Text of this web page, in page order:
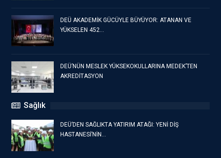
DEÜ AKADEMİK GÜCÜYLE BÜYÜYOR: ATANAN VE
YÜKSELEN 452…
DEÜ’NÜN MESLEK YÜKSEKOKULLARINA MEDEK’TEN
AKREDİTASYON
Sağlık
DEÜ’DEN SAĞLIKTA YATIRIM ATAĞI: YENİ DİŞ
HASTANESİ’NİN…